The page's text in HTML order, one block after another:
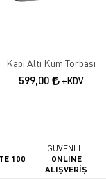
Kapı Altı Kum Torbası
599,00 +KDV
100
GÜVENLİ -
ONLINE
ALIŞVERİŞ